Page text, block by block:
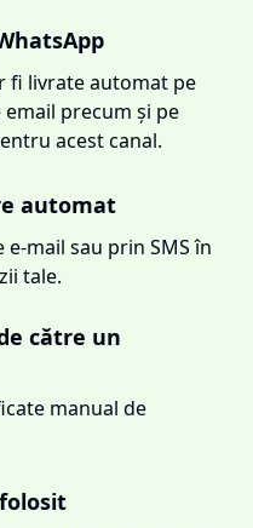
fi livrate automat pe
precum și pe
acest canal.
automat
mail sau prin SMS în
tale.
către un
manual de